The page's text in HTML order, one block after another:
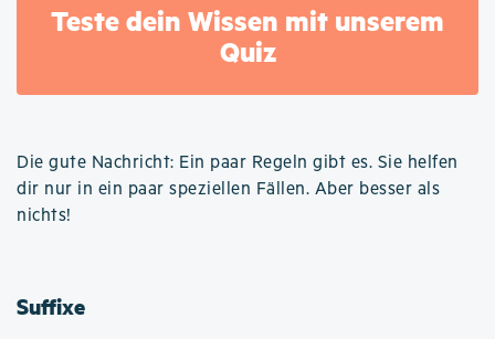
Teste dein Wissen mit unserem
Quiz
Die gute Nachricht: Ein paar Regeln gibt es. Sie helfen
dir nur in ein paar speziellen Fällen. Aber besser als
nichts!
Suffixe